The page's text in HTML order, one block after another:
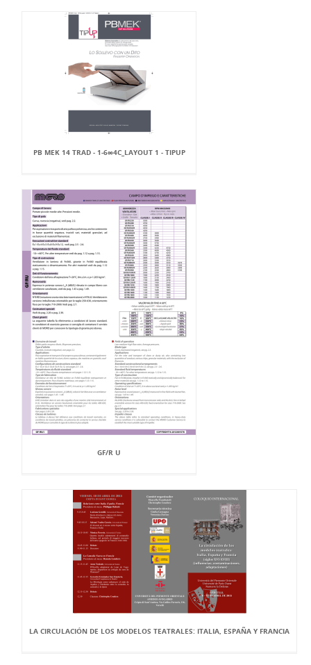
PB MEK 14 TRAD - 1-6∞4C_LAYOUT 1 - TIPUP
GF/R U
LA CIRCULACIÓN DE LOS MODELOS TEATRALES: ITALIA, ESPAÑA Y FRANCIA